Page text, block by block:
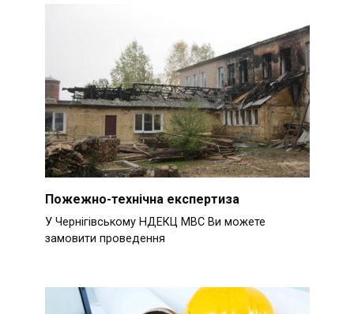
Пожежно-технічна експертиза
У Чернігівському НДЕКЦ МВС Ви можете
замовити проведення